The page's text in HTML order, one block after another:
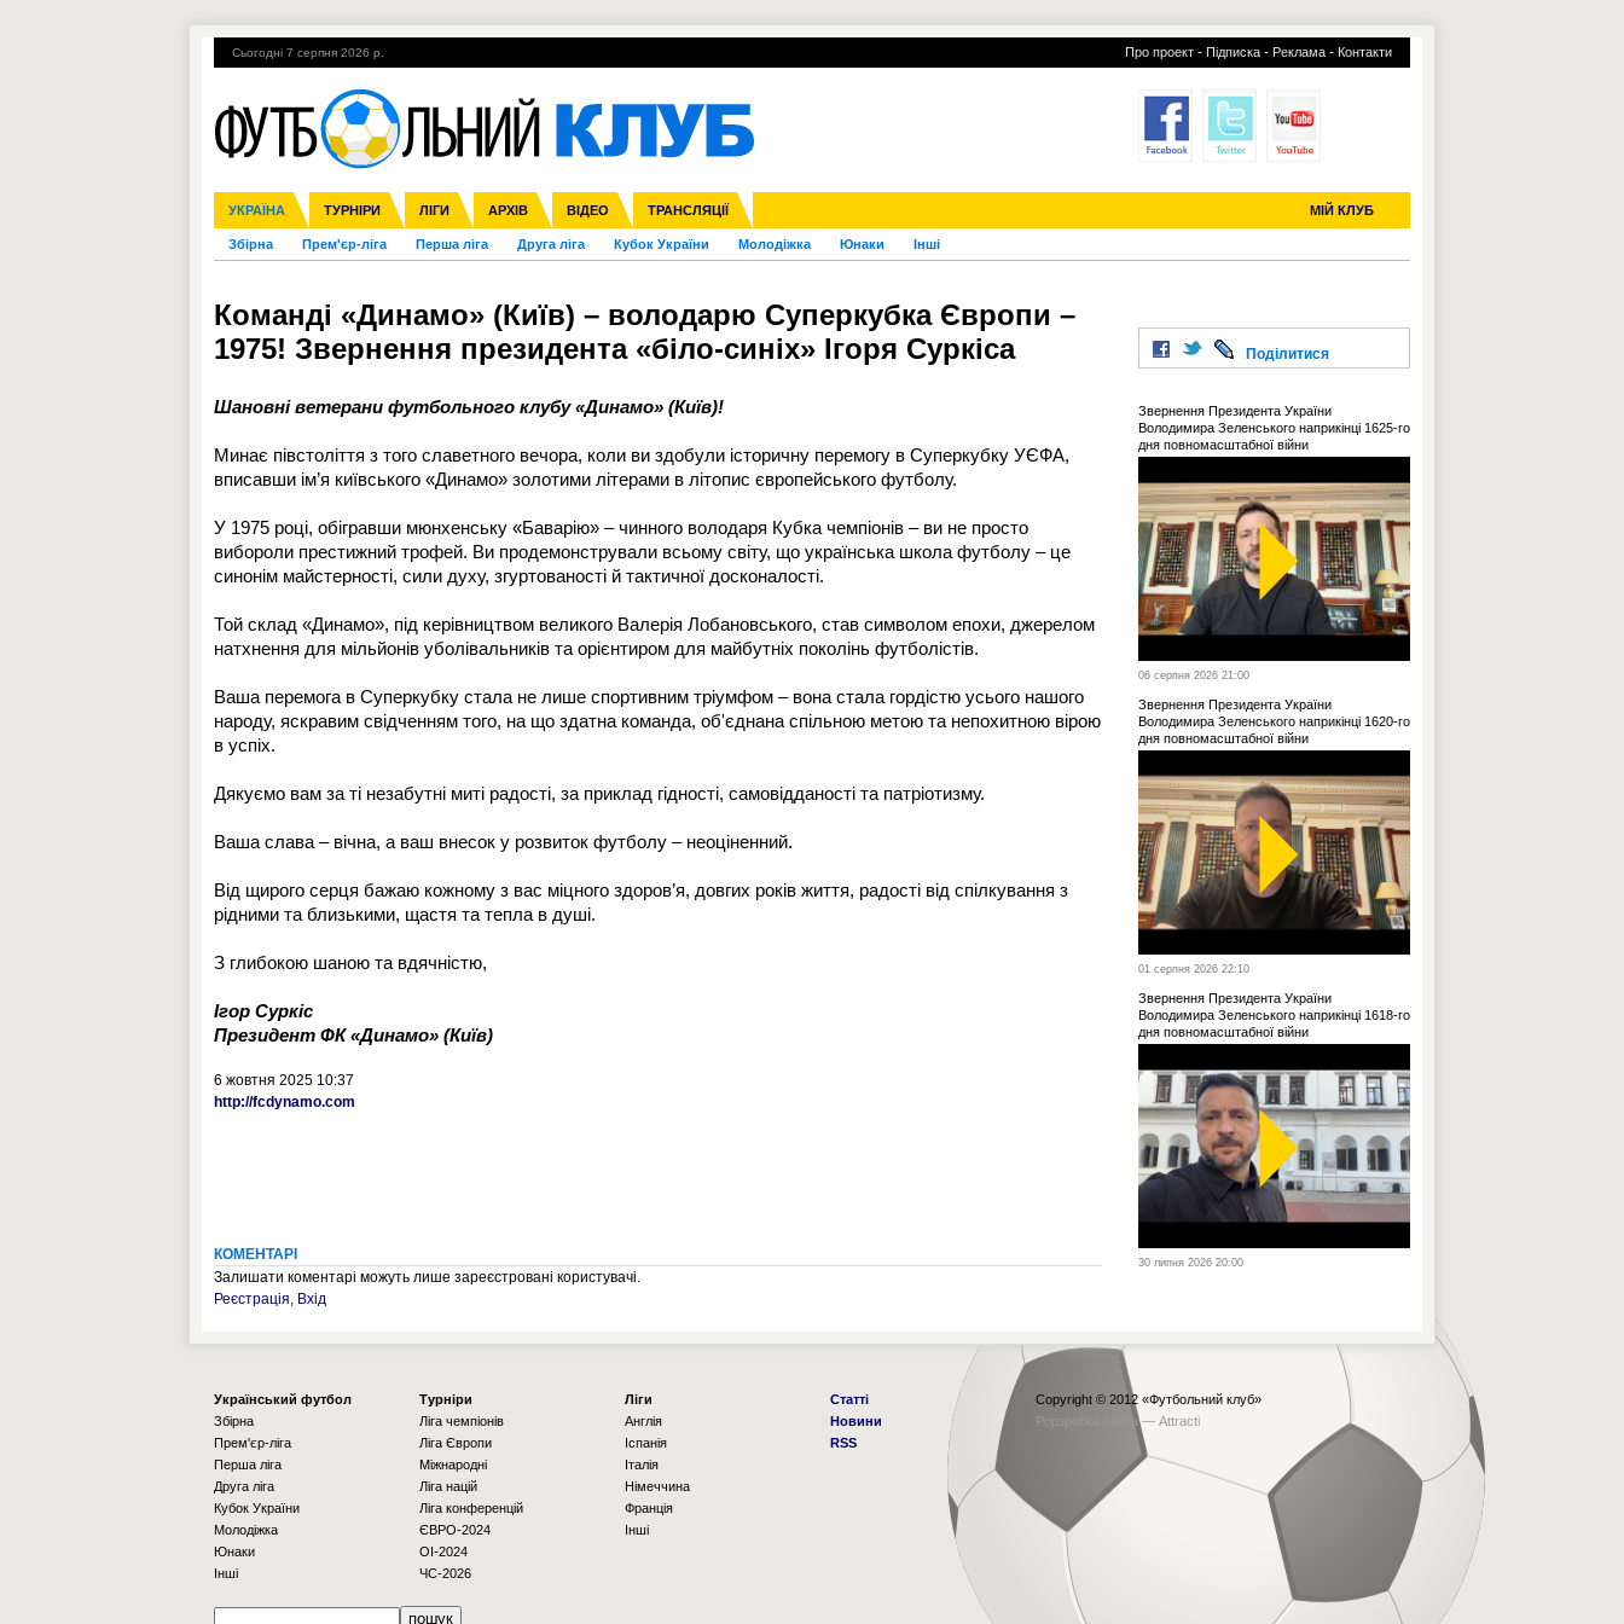
Сьогодні 7 серпня 2026 р. Про проект - Підписка - Реклама - Контакти
УКРАЇНА ТУРНІРИ ЛІГИ АРХІВ ВІДЕО ТРАНСЛЯЦІЇ МІЙ КЛУБ
Збірна Прем'єр-ліга Перша ліга Друга ліга Кубок України Молодіжка Юнаки Інші
Ліга чемпіонів Ліга Європи Міжнародні Ліга націй Ліга конференцій
Англія Іспанія Італія Німеччина Франція Інші
ЧС-2014 ЄВРО-2016 Росія Кубок конфедерацій ЧЄ-2015 (U-21)
Гарячі теми УПЛ, 1-й тур ВІЙНА УПЛ-ПЕРЕХОДИ УСІ ТРАНСФЕРИ
Команді «Динамо» (Київ) – володарю Суперкубка Європи –
1975! Звернення президента «біло-синіх» Ігоря Суркіса
Шановні ветерани футбольного клубу «Динамо» (Київ)!
Минає півстоліття з того славетного вечора, коли ви здобули історичну перемогу в Суперкубку УЄФА,
вписавши ім’я київського «Динамо» золотими літерами в літопис європейського футболу.
У 1975 році, обігравши мюнхенську «Баварію» – чинного володаря Кубка чемпіонів – ви не просто
вибороли престижний трофей. Ви продемонстрували всьому світу, що українська школа футболу – це
синонім майстерності, сили духу, згуртованості й тактичної досконалості.
Той склад «Динамо», під керівництвом великого Валерія Лобановського, став символом епохи, джерелом
натхнення для мільйонів уболівальників та орієнтиром для майбутніх поколінь футболістів.
Ваша перемога в Суперкубку стала не лише спортивним тріумфом – вона стала гордістю усього нашого
народу, яскравим свідченням того, на що здатна команда, об'єднана спільною метою та непохитною вірою
в успіх.
Дякуємо вам за ті незабутні миті радості, за приклад гідності, самовідданості та патріотизму.
Ваша слава – вічна, а ваш внесок у розвиток футболу – неоціненний.
Від щирого серця бажаю кожному з вас міцного здоров’я, довгих років життя, радості від спілкування з
рідними та близькими, щастя та тепла в душі.
З глибокою шаною та вдячністю,
Ігор Суркіс
Президент ФК «Динамо» (Київ)
6 жовтня 2025 10:37
http://fcdynamo.com
КОМЕНТАРІ
Залишати коментарі можуть лише зареєстровані користувачі.
Реєстрація, Вхід
Поділитися
Звернення Президента України
Володимира Зеленського наприкінці 1625-го
дня повномасштабної війни
06 серпня 2026 21:00
Звернення Президента України
Володимира Зеленського наприкінці 1620-го
дня повномасштабної війни
01 серпня 2026 22:10
Звернення Президента України
Володимира Зеленського наприкінці 1618-го
дня повномасштабної війни
30 липня 2026 20:00
Українcький футбол
Збірна
Прем'єр-ліга
Перша ліга
Друга ліга
Кубок України
Молодіжка
Юнаки
Інші
Турніри
Ліга чемпіонів
Ліга Європи
Міжнародні
Ліга націй
Ліга конференцій
ЄВРО-2024
OI-2024
ЧС-2026
Ліги
Англія
Іспанія
Італія
Німеччина
Франція
Інші
Статті
Новини
RSS
Copyright © 2012 «Футбольний клуб»
Рорзробка сайта — Attracti